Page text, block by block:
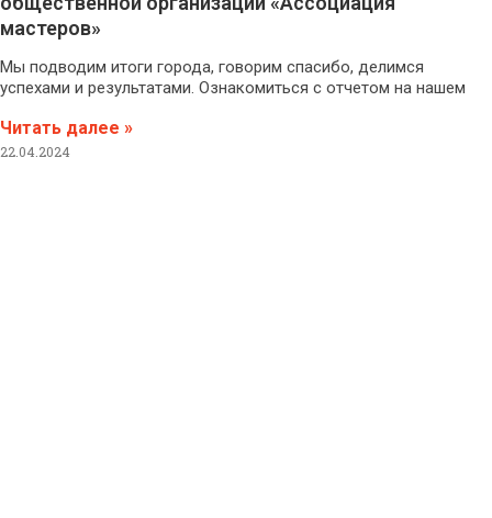
мастеров»
Мы подводим итоги города, говорим спасибо, делимся
успехами и результатами. Ознакомиться с отчетом на нашем
Читать далее »
22.04.2024